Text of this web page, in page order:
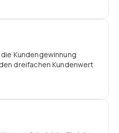
Kundengewinnung
dreifachen Kundenwert